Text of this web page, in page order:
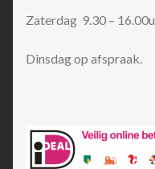
Zaterdag 9.30 –
Dinsdag op afspraak.